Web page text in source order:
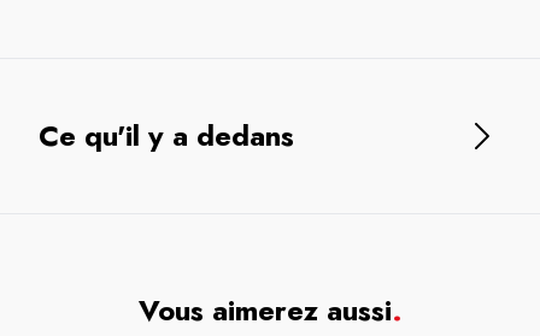
Ce qu'il y a dedans
Vous aimerez aussi.